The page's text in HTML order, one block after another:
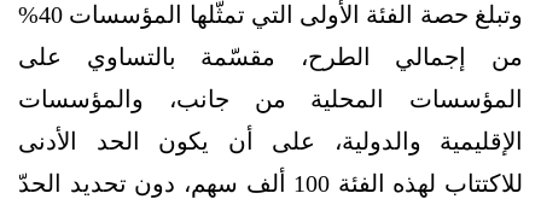
وتبلغ حصة الفئة الأولى التي تمثّلها المؤسسات 40%
من إجمالي الطرح، مقسّمة بالتساوي على
المؤسسات المحلية من جانب، والمؤسسات
الإقليمية والدولية، على أن يكون الحد الأدنى
للاكتتاب لهذه الفئة 100 ألف سهم، دون تحديد الحدّ